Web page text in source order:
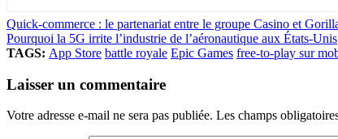
Quick-commerce : le partenariat entre le groupe Casino et
Pourquoi la 5G irrite l’industrie de l’aéronautique aux États-Unis
TAGS: App Store battle royale Epic Games free-to-play sur
Laisser un commentaire
Votre adresse e-mail ne sera pas publiée. Les champs